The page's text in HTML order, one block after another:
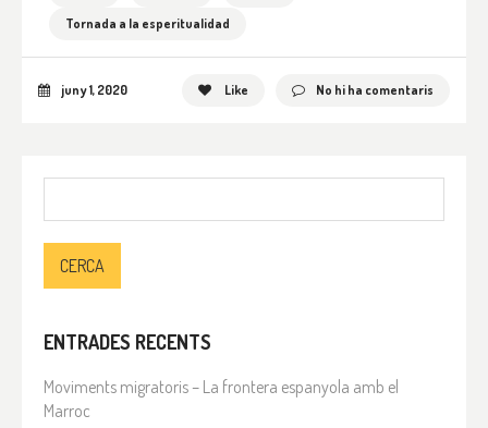
Tornada a la esperitualidad
juny 1, 2020 Like No hi ha comentaris
ENTRADES RECENTS
Moviments migratoris – La frontera espanyola amb el
Marroc